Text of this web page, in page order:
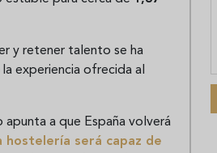
y retener talento se ha
experiencia ofrecida al
apunta a que España volverá
hostelería será capaz de